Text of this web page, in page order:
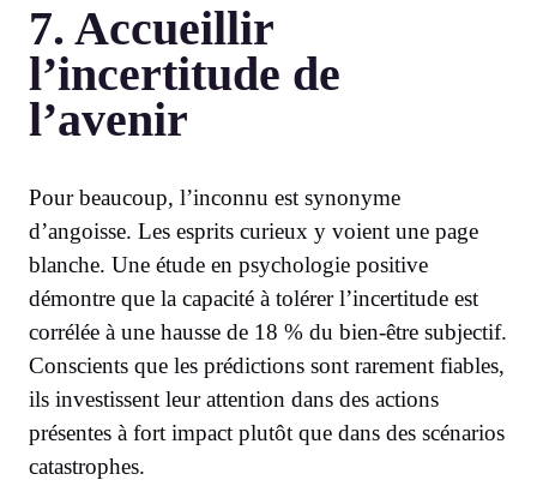
7. Accueillir
l’incertitude de
l’avenir
Pour beaucoup, l’inconnu est synonyme
d’angoisse. Les esprits curieux y voient une page
blanche. Une étude en psychologie positive
démontre que la capacité à tolérer l’incertitude est
corrélée à une hausse de 18 % du bien-être subjectif.
Conscients que les prédictions sont rarement fiables,
ils investissent leur attention dans des actions
présentes à fort impact plutôt que dans des scénarios
catastrophes.